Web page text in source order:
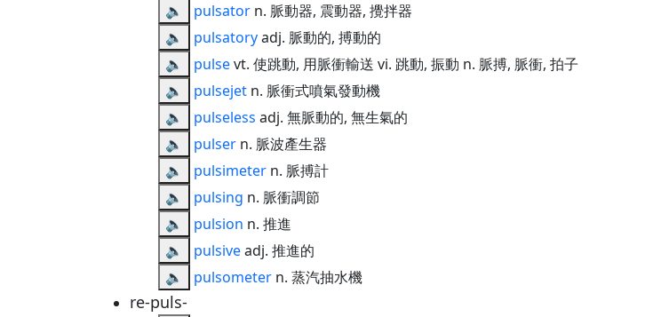
🔈
pulsator n. 脈動器, 震動器, 攪拌器
🔈
pulsatoryadj. 脈動的, 搏動的
🔈
pulsevt. 使跳動, 用脈衝輸送 vi. 跳動, 振動 n. 脈搏, 脈衝, 拍子
🔈
pulsejet n. 脈衝式噴氣發動機
🔈
pulseless adj. 無脈動的, 無生氣的
🔈
pulser n. 脈波產生器
🔈
pulsimeter n. 脈搏計
🔈
pulsing n. 脈衝調節
🔈
pulsion n. 推進
🔈
pulsiveadj. 推進的
🔈
pulsometer n. 蒸汽抽水機
re-puls-